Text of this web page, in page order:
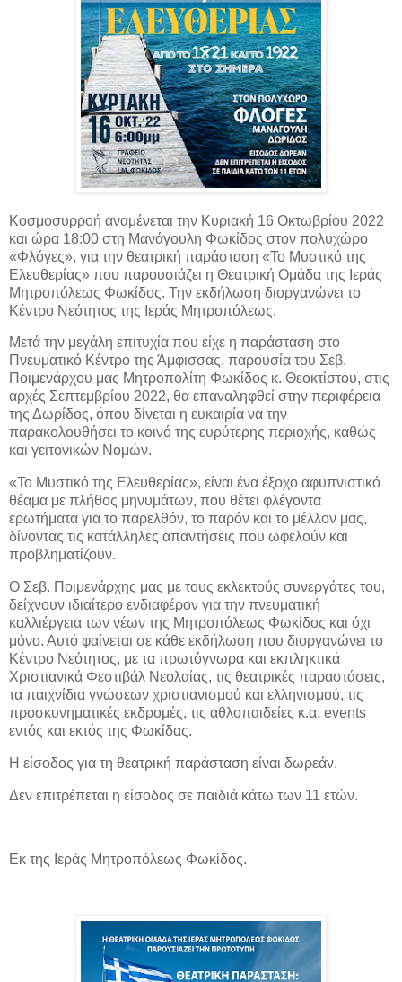
Κοσμοσυρροή αναμένεται την Κυριακή 16 Οκτωβρίου 2022
και ώρα 18:00 στη Μανάγουλη Φωκίδος στον πολυχώρο
«Φλόγες», για την θεατρική παράσταση «Το Μυστικό της
Ελευθερίας» που παρουσιάζει η Θεατρική Ομάδα της Ιεράς
Μητροπόλεως Φωκίδος. Την εκδήλωση διοργανώνει το
Κέντρο Νεότητος της Ιεράς Μητροπόλεως.
Μετά την μεγάλη επιτυχία που είχε η παράσταση στο
Πνευματικό Κέντρο της Άμφισσας, παρουσία του Σεβ.
Ποιμενάρχου μας Μητροπολίτη Φωκίδος κ. Θεοκτίστου, στις
αρχές Σεπτεμβρίου 2022, θα επαναληφθεί στην περιφέρεια
της Δωρίδος, όπου δίνεται η ευκαιρία να την
παρακολουθήσει το κοινό της ευρύτερης περιοχής, καθώς
και γειτονικών Νομών.
«Το Μυστικό της Ελευθερίας», είναι ένα έξοχο αφυπνιστικό
θέαμα με πλήθος μηνυμάτων, που θέτει φλέγοντα
ερωτήματα για το παρελθόν, το παρόν και το μέλλον μας,
δίνοντας τις κατάλληλες απαντήσεις που ωφελούν και
προβληματίζουν.
Ο Σεβ. Ποιμενάρχης μας με τους εκλεκτούς συνεργάτες του,
δείχνουν ιδιαίτερο ενδιαφέρον για την πνευματική
καλλιέργεια των νέων της Μητροπόλεως Φωκίδος και όχι
μόνο. Αυτό φαίνεται σε κάθε εκδήλωση που διοργανώνει το
Κέντρο Νεότητος, με τα πρωτόγνωρα και εκπληκτικά
Χριστιανικά Φεστιβάλ Νεολαίας, τις θεατρικές παραστάσεις,
τα παιχνίδια γνώσεων χριστιανισμού και ελληνισμού, τις
προσκυνηματικές εκδρομές, τις αθλοπαιδείες κ.α. events
εντός και εκτός της Φωκίδας.
Η είσοδος για τη θεατρική παράσταση είναι δωρεάν.
Δεν επιτρέπεται η είσοδος σε παιδιά κάτω των 11 ετών.
Εκ της Ιεράς Μητροπόλεως Φωκίδος.